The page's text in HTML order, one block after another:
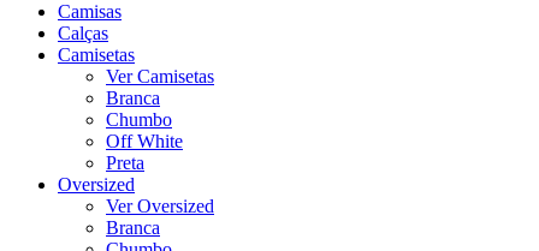
Camisas
Calças
Camisetas
Ver Camisetas
Branca
Chumbo
Off White
Preta
Oversized
Ver Oversized
Branca